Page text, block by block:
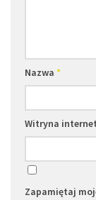
Nazwa *
Witryna
Zapamiętaj